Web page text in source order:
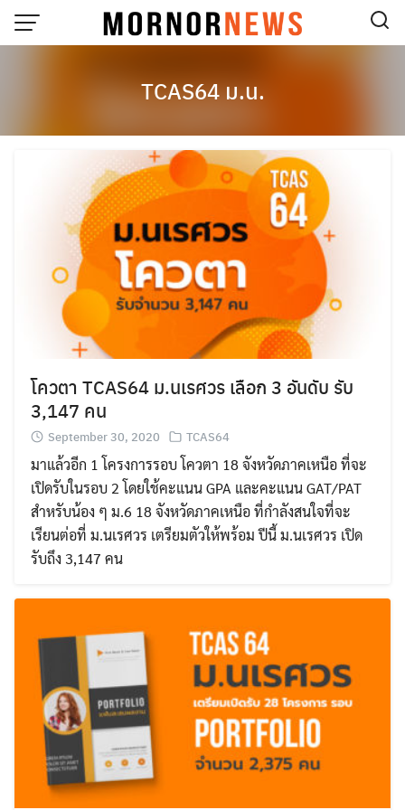
Skip
Search
for: Search
TCAS64 ม.น.
โควตา TCAS64 ม.นเรศวร เลือก 3 อันดับ รับ
3,147 คน
September 30, 2020 TCAS64
มาแล้วอีก 1 โครงการรอบ โควตา 18 จังหวัดภาคเหนือ ที่จะ
เปิดรับในรอบ 2 โดยใช้คะแนน GPA และคะแนน GAT/PAT
สำหรับน้อง ๆ ม.6 18 จังหวัดภาคเหนือ ที่กำลังสนใจที่จะ
เรียนต่อที่ ม.นเรศวร เตรียมตัวให้พร้อม ปีนี้ ม.นเรศวร เปิด
รับถึง 3,147 คน